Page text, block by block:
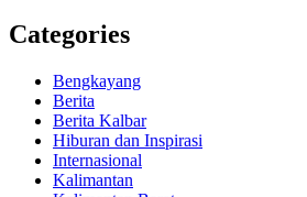
Categories
Bengkayang
Berita
Berita Kalbar
Hiburan dan Inspirasi
Internasional
Kalimantan